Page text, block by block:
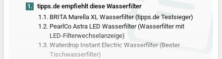
1.
tipps.de empfiehlt diese Wasserfilter
1.1. BRITA Marella XL Wasserfilter (tipps.de Testsieger)
1.2. PearlCo Astra LED Wasserfilter (Wasserfilter mit
LED-Filterwechselanzeige)
1.3. Waterdrop Instant Electric Wasserfilter (Bester
Tischwasserfilter)